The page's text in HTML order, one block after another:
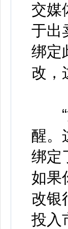
交媒
于出
绑定
改，
“注
醒。
绑定
如果
改银
投入